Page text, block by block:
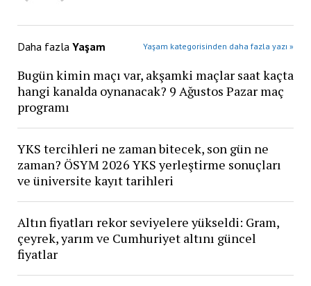
Daha fazla Yaşam Yaşam kategorisinden daha fazla yazı »
Bugün kimin maçı var, akşamki maçlar saat kaçta
hangi kanalda oynanacak? 9 Ağustos Pazar maç
programı
YKS tercihleri ne zaman bitecek, son gün ne
zaman? ÖSYM 2026 YKS yerleştirme sonuçları
ve üniversite kayıt tarihleri
Altın fiyatları rekor seviyelere yükseldi: Gram,
çeyrek, yarım ve Cumhuriyet altını güncel
fiyatlar